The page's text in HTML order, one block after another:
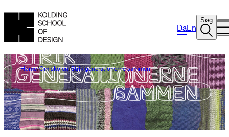
DaEn
Søg
Home Om skolen Strik generationerne sammen